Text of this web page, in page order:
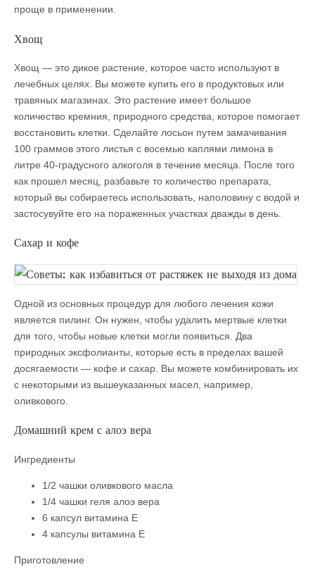
проще в применении.
Хвощ
Хвощ — это дикое растение, которое часто используют в
лечебных целях. Вы можете купить его в продуктовых или
травяных магазинах. Это растение имеет большое
количество кремния, природного средства, которое помогает
восстановить клетки. Сделайте лосьон путем замачивания
100 граммов этого листья с восемью каплями лимона в
литре 40-градусного алкоголя в течение месяца. После того
как прошел месяц, разбавьте то количество препарата,
который вы собираетесь использовать, наполовину с водой и
застосувуйте его на пораженных участках дважды в день.
Сахар и кофе
Одной из основных процедур для любого лечения кожи
является пилинг. Он нужен, чтобы удалить мертвые клетки
для того, чтобы новые клетки могли появиться. Два
природных эксфолианты, которые есть в пределах вашей
досягаемости — кофе и сахар. Вы можете комбинировать их
с некоторыми из вышеуказанных масел, например,
оливкового.
Домашний крем с алоэ вера
Ингредиенты
1/2 чашки оливкового масла
1/4 чашки геля алоэ вера
6 капсул витамина Е
4 капсулы витамина Е
Приготовление